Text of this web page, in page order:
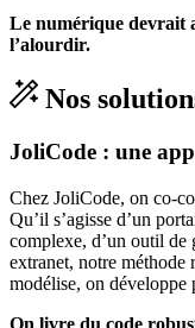
Le numérique devrait
l’alourdir.
Nos
JoliCode : une
Chez JoliCode, on co-
Qu’il s’agisse d’un
complexe, d’un outil de
extranet, notre méthode
modélise, on développe
On livre du code